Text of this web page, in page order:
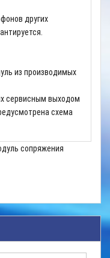
других
из производимых
сервисным выходом
схема
сопряжения